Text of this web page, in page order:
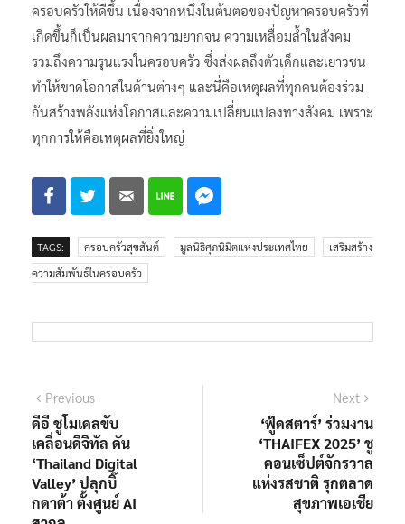
ครอบครัวให้ดีขึ้น เนื่องจากหนึ่งในต้นตอของปัญหาครอบครัวที่
เกิดขึ้นก็เป็นผลมาจากความยากจน ความเหลื่อมล้ำในสังคม
รวมถึงความรุนแรงในครอบครัว ซึ่งส่งผลถึงตัวเด็กและเยาวชน
ทำให้ขาดโอกาสในด้านต่างๆ และนี่คือเหตุผลที่ทุกคนต้องร่วม
กันสร้างพลังแห่งโอกาสและความเปลี่ยนแปลงทางสังคม เพราะ
ทุกการให้คือเหตุผลที่ยิ่งใหญ่
TAGS: ครอบครัวสุขสันต์ มูลนิธิศุภนิมิตแห่งประเทศไทย
เสริมสร้าง
ความสัมพันธ์ในครอบครัว
แนะแนว
เรื่อง
Previous
post:
ดีอี ชูโมเดลขับ
เคลื่อนดิจิทัล ดัน
‘Thailand Digital
Valley’ ปลุกบิ๊
กดาต้า ตั้งศูนย์ AI
Next
post:
‘ฟู้ดสตาร์’ ร่วมงาน
‘THAIFEX 2025’ ชู
คอนเซ็ปต์จักรวาล
แห่งรสชาติ รุกตลาด
สุขภาพเอเชีย